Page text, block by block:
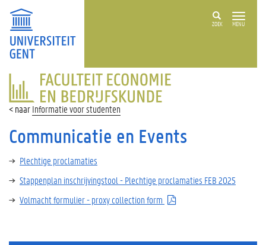
ZOEK MENU
FACULTEIT
ECONOMIE
EN
BEDRIJFSKUNDE
Informatie voor studenten
Communicatie en Events
Plechtige proclamaties
Stappenplan inschrijvingstool - Plechtige proclamaties FEB 2025
Volmacht formulier - proxy collection form